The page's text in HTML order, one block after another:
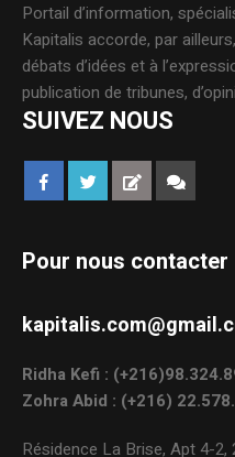
Portail d’information,
Kapitalis accorde, par
débats d’idées et à
publication de tribunes,
SUIVEZ NOUS
Pour nous contacter
Ridha Kefi :
Zohra Abid : (+216)
Résidence La Brise, Apt 4-2,